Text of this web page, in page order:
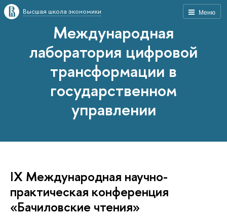
Меню
Высшая школа экономики
Международная
лаборатория цифровой
трансформации в
государственном
управлении
IX Международная научно-
практическая конференция
«Бачиловские чтения»